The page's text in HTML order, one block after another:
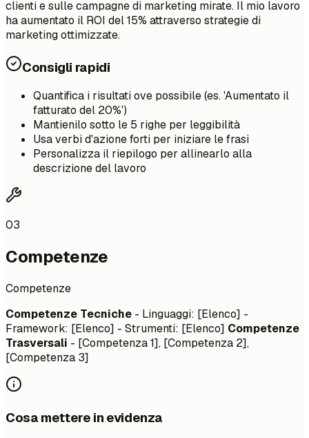
clienti e sulle campagne di marketing mirate. Il mio lavoro
ha aumentato il ROI del 15% attraverso strategie di
marketing ottimizzate.
Consigli rapidi
Quantifica i risultati ove possibile (es. 'Aumentato il
fatturato del 20%')
Mantienilo sotto le 5 righe per leggibilità
Usa verbi d'azione forti per iniziare le frasi
Personalizza il riepilogo per allinearlo alla
descrizione del lavoro
03
Competenze
Competenze
Competenze Tecniche - Linguaggi: [Elenco] -
Framework: [Elenco] - Strumenti: [Elenco] Competenze
Trasversali - [Competenza 1], [Competenza 2],
[Competenza 3]
Cosa mettere in evidenza